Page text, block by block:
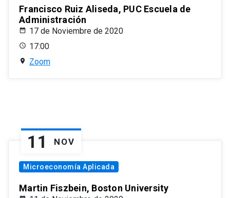
Francisco Ruiz Aliseda, PUC Escuela de
Administración
17 de Noviembre de 2020
17:00
Zoom
11 NOV
Microeconomía Aplicada
Martin Fiszbein, Boston University